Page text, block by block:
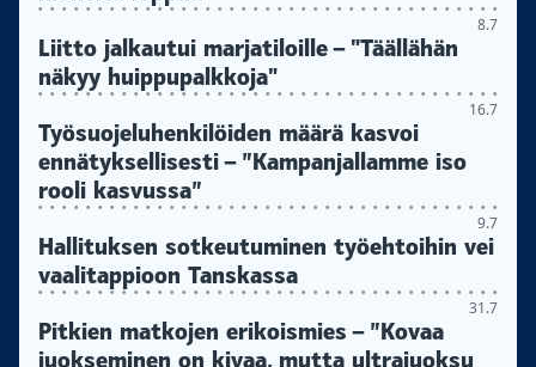
8.7
Liitto jalkautui marjatiloille – "Täällähän
näkyy huippupalkkoja"
16.7
Työsuojeluhenkilöiden määrä kasvoi
ennätyksellisesti – ”Kampanjallamme iso
rooli kasvussa”
9.7
Hallituksen sotkeutuminen työehtoihin vei
vaalitappioon Tanskassa
31.7
Pitkien matkojen erikoismies – ”Kovaa